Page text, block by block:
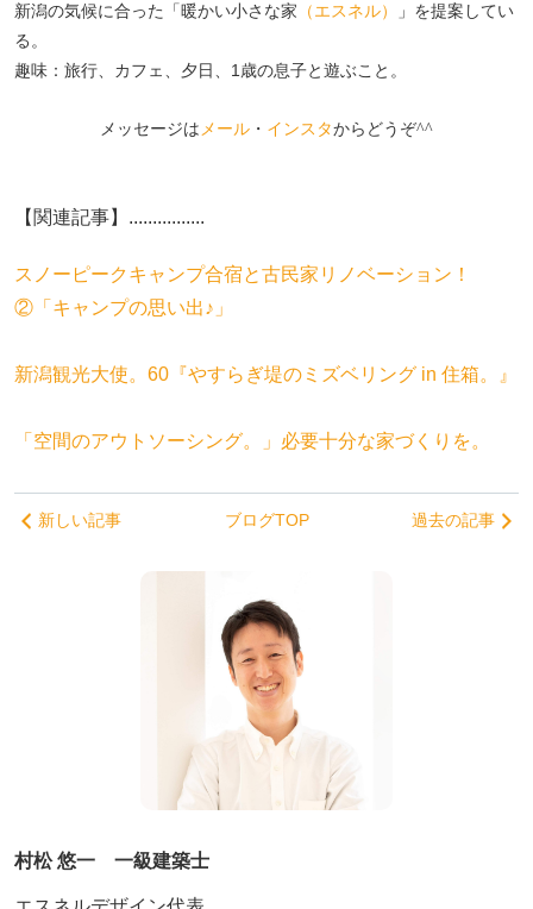
新潟の気候に合った「暖かい小さな家 （エスネル）
」を提案してい
る。
趣味：旅行、カフェ、夕日、1歳の息子と遊ぶこと。
メッセージは メール ・ インスタからどうぞ^^
【関連記事】................
スノーピークキャンプ合宿と古民家リノベーション！
②「キャンプの思い出♪」
新潟観光大使。60『やすらぎ堤のミズベリング in 住箱。』
「空間のアウトソーシング。」必要十分な家づくりを。
新しい記事 ブログTOP 過去の記事
村松 悠一 一級建築士